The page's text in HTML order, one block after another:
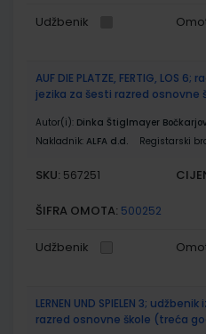
Udžbenik
AUF DIE PLATZE, FERTIG, LOS
jezika za šesti razred
Autor(i): Dinka Štiglmayer
Nakladnik: ALFA d.d. Registarski
SKU: 567251
ŠIFRA OMOTA: 500252
Udžbenik
LERNEN UND SPIELEN 3;
razred osnovne škole (treća